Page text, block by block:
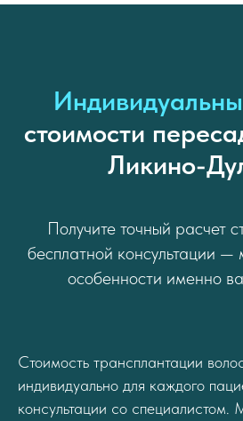
стоимости
Ликино-
Получите точный расчет
бесплатной консультации
особенности именно
Стоимость трансплантации
индивидуально для каждого
консультации со